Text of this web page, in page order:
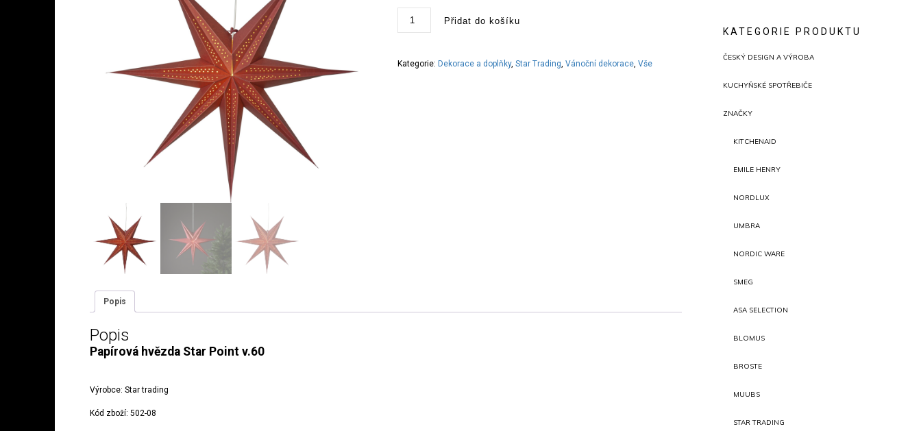
hvězda
Star
množství
Přidat do košíku
Kategorie: Dekorace a doplňky,Star Trading,Vánoční dekorace,Vše
Popis
Popis
Papírová hvězda Star Point v.60
Výrobce: Star trading
Kód zboží: 502-08
KATEGORIE PRODUKTU
ČESKÝ DESIGN A VÝROBA
KUCHYŇSKÉ SPOTŘEBIČE
ZNAČKY
KITCHENAID
EMILE HENRY
NORDLUX
UMBRA
NORDIC WARE
SMEG
ASA SELECTION
BLOMUS
BROSTE
MUUBS
STAR TRADING